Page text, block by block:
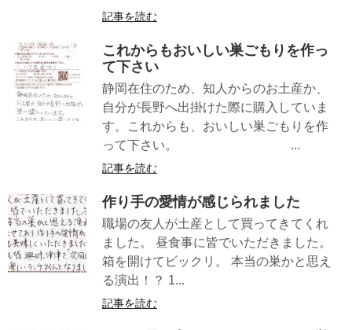
記事を読む
これからもおいしい巣ごもりを作っ
て下さい
静岡在住のため、知人からのお土産か、
自分が長野へ出掛けた際に購入していま
す。これからも、おいしい巣ごもりを作
って下さい。 ...
記事を読む
作り手の愛情が感じられました
職場の友人が土産として買ってきてくれ
ました。 昼食事に皆でいただきました。
箱を開けてビックリ。 本当の巣かと思え
る演出！？ 1...
記事を読む